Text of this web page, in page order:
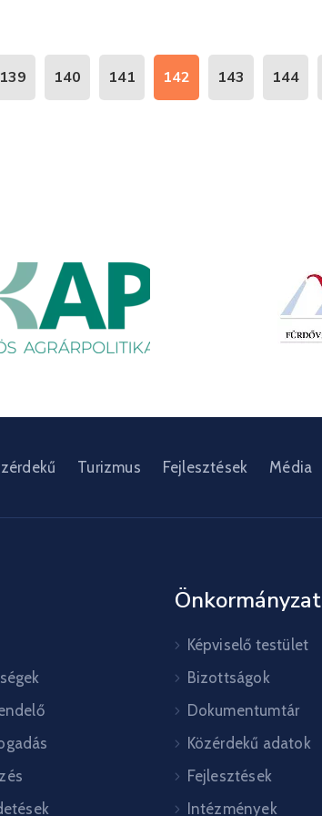
140 141 142 143 144
Turizmus Fejlesztések Média
Önkormányzat
Képviselő testület
Bizottságok
Dokumentumtár
Közérdekű adatok
Fejlesztések
Intézmények